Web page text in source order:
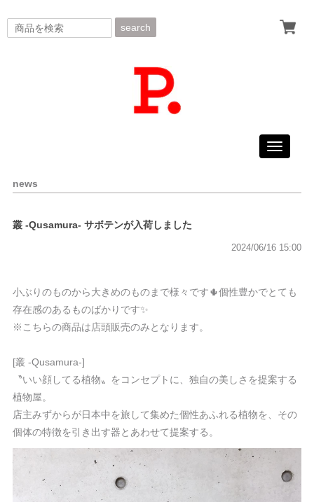
search
Toggle
news
叢 -Qusamura- サボテンが入荷しました
2024/06/16 15:00
小ぶりのものから大きめのものまで様々です🌵個性豊かでとても
存在感のあるものばかりです✨
※こちらの商品は店頭販売のみとなります。
[叢 -Qusamura-]
〝いい顔してる植物〟をコンセプトに、独自の美しさを提案する
植物屋。
店主みずからが日本中を旅して集めた個性あふれる植物を、その
個体の特徴を引き出す器とあわせて提案する。